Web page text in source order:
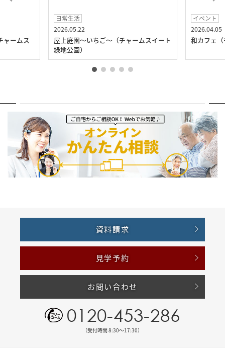
ャームス
日常生活
2026.05.22
屋上庭園～いちご～（チャームスイート
緑地公園）
イベント
2026.04.05
和カフェ
資料請求
見学予約
お問い合わせ
0120-453-286
（受付時間 8:30〜17:30）